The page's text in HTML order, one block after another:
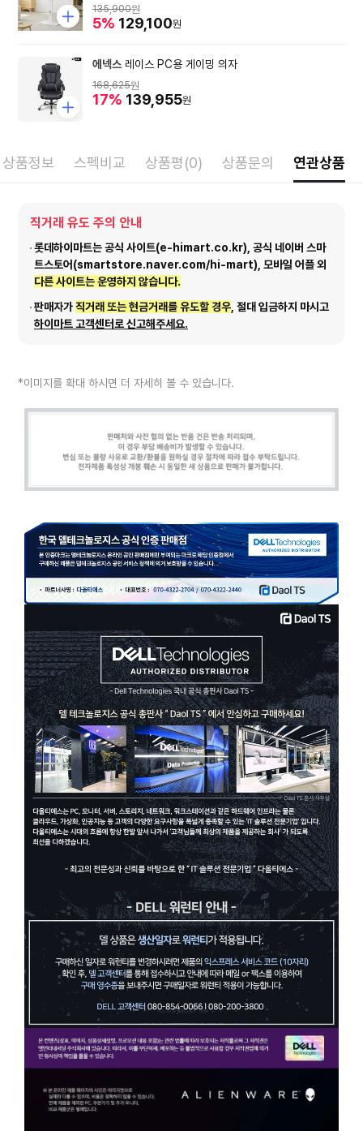
135,900원
5% 129,100원
에넥스 레이스 PC용 게이밍 의자
168,625원
17% 139,955원
상품정보 스펙비교 상품평(0) 상품문의 연관상품
직거래 유도 주의 안내
롯데하이마트는 공식 사이트(e-himart.co.kr), 공식 네이버 스마
트스토어(smartstore.naver.com/hi-mart), 모바일 어플 외
다른 사이트는 운영하지 않습니다.
판매자가직거래 또는 현금거래를 유도할 경우 , 절대 입금하지 마시고
하이마트 고객센터로 신고해주세요.
*이미지를 확대 하시면 더 자세히 볼 수 있습니다.